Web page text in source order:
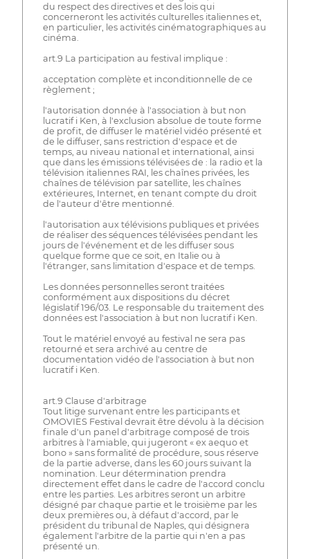
du respect des directives et des lois qui
concerneront les activités culturelles italiennes et,
en particulier, les activités cinématographiques au
cinéma.
art.9 La participation au festival implique :
acceptation complète et inconditionnelle de ce
règlement ;
l'autorisation donnée à l'association à but non
lucratif i Ken, à l'exclusion absolue de toute forme
de profit, de diffuser le matériel vidéo présenté et
de le diffuser, sans restriction d'espace et de
temps, au niveau national et international, ainsi
que dans les émissions télévisées de : la radio et la
télévision italiennes RAI, les chaînes privées, les
chaînes de télévision par satellite, les chaînes
extérieures, Internet, en tenant compte du droit
de l'auteur d'être mentionné.
l'autorisation aux télévisions publiques et privées
de réaliser des séquences télévisées pendant les
jours de l'événement et de les diffuser sous
quelque forme que ce soit, en Italie ou à
l'étranger, sans limitation d'espace et de temps.
Les données personnelles seront traitées
conformément aux dispositions du décret
législatif 196/03. Le responsable du traitement des
données est l'association à but non lucratif i Ken.
Tout le matériel envoyé au festival ne sera pas
retourné et sera archivé au centre de
documentation vidéo de l'association à but non
lucratif i Ken.
art.9 Clause d'arbitrage
Tout litige survenant entre les participants et
OMOVIES Festival devrait être dévolu à la décision
finale d'un panel d'arbitrage composé de trois
arbitres à l'amiable, qui jugeront « ex aequo et
bono » sans formalité de procédure, sous réserve
de la partie adverse, dans les 60 jours suivant la
nomination. Leur détermination prendra
directement effet dans le cadre de l'accord conclu
entre les parties. Les arbitres seront un arbitre
désigné par chaque partie et le troisième par les
deux premières ou, à défaut d'accord, par le
président du tribunal de Naples, qui désignera
également l'arbitre de la partie qui n'en a pas
présenté un.